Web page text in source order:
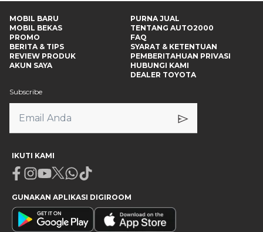
MOBIL BARU
MOBIL BEKAS
PROMO
BERITA & TIPS
REVIEW PRODUK
AKUN SAYA
PURNA JUAL
TENTANG AUTO2000
FAQ
SYARAT & KETENTUAN
PEMBERITAHUAN PRIVASI
HUBUNGI KAMI
DEALER TOYOTA
Subscribe
IKUTI KAMI
Facebook
Instagram
Youtube
X Whatsapp
Tiktok
GUNAKAN APLIKASI DIGIROOM